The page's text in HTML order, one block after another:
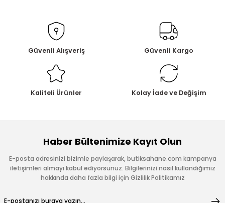
Güvenli Alışveriş Güvenli Kargo
Kaliteli Ürünler Kolay İade ve Değişim
Haber Bültenimize Kayıt Olun
E-posta adresinizi bizimle paylaşarak, butiksahane.com kampanya
iletişimleri almayı kabul ediyorsunuz. Bilgilerinizi nasıl kullandığımız
hakkında daha fazla bilgi için Gizlilik Politikamız